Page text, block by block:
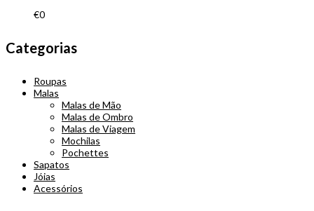
€0
Categorias
Roupas
Malas
Malas de Mão
Malas de Ombro
Malas de Viagem
Mochilas
Pochettes
Sapatos
Jóias
Acessórios